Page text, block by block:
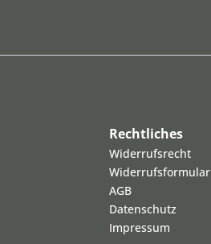
Rechtliches
Widerrufsrecht
Widerrufsformular
AGB
Datenschutz
Impressum